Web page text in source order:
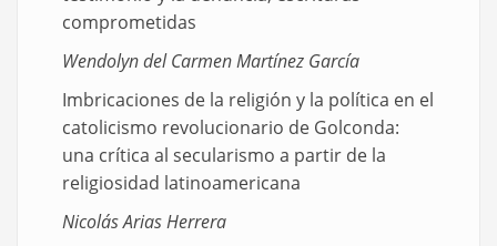
comprometidas
Wendolyn del Carmen Martínez García
Imbricaciones de la religión y la política en el
catolicismo revolucionario de Golconda:
una crítica al secularismo a partir de la
religiosidad latinoamericana
Nicolás Arias Herrera